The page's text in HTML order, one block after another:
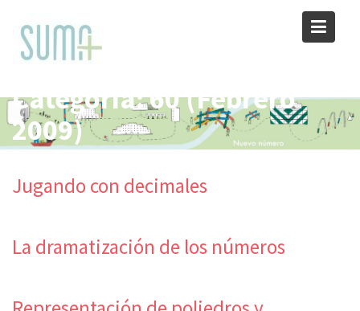
content
Categoría:60 (Febrero
2009)
Jugando con decimales
La dramatización de los números